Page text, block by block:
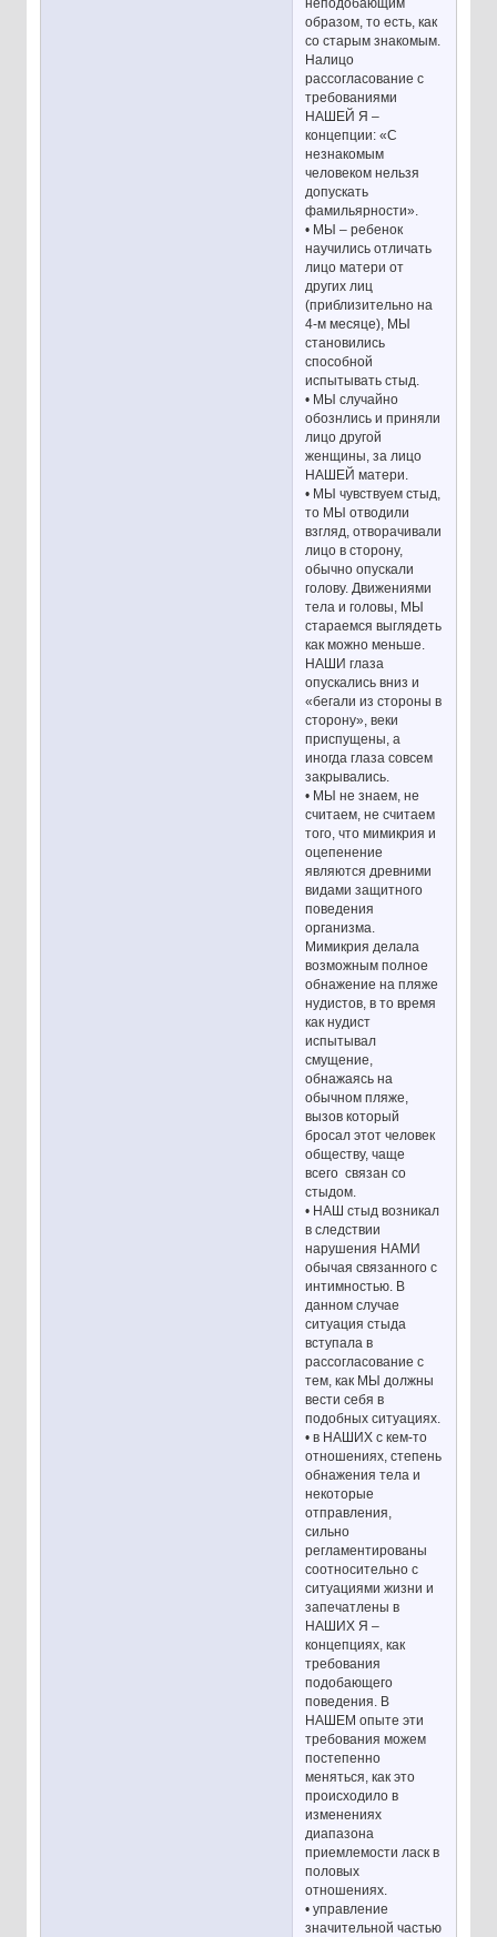
образом, то есть, как
со старым знакомым.
Налицо
рассогласование с
требованиями
НАШЕЙ Я –
концепции: «С
незнакомым
человеком нельзя
допускать
фамильярности».
• МЫ – ребенок
научились отличать
лицо матери от
других лиц
(приблизительно на
4-м месяце), МЫ
становились
способной
испытывать стыд.
• МЫ случайно
обознлись и приняли
лицо другой
женщины, за лицо
НАШЕЙ матери.
• МЫ чувствуем стыд,
то МЫ отводили
взгляд, отворачивали
лицо в сторону,
обычно опускали
голову. Движениями
тела и головы, МЫ
стараемся выглядеть
как можно меньше.
НАШИ глаза
опускались вниз и
«бегали из стороны в
сторону», веки
приспущены, а
иногда глаза совсем
закрывались.
• МЫ не знаем, не
считаем, не считаем
того, что мимикрия и
оцепенение
являются древними
видами защитного
поведения
организма.
Мимикрия делала
возможным полное
обнажение на пляже
нудистов, в то время
как нудист
испытывал
смущение,
обнажаясь на
обычном пляже,
вызов который
бросал этот человек
обществу, чаще
всего связан со
стыдом.
• НАШ стыд возникал
в следствии
нарушения НАМИ
обычая связанного с
интимностью. В
данном случае
ситуация стыда
вступала в
рассогласование с
тем, как МЫ должны
вести себя в
подобных ситуациях.
• в НАШИХ с кем-то
отношениях, степень
обнажения тела и
некоторые
отправления,
сильно
регламентированы
соотносительно с
ситуациями жизни и
запечатлены в
НАШИХ Я –
концепциях, как
требования
подобающего
поведения. В
НАШЕМ опыте эти
требования можем
постепенно
меняться, как это
происходило в
изменениях
диапазона
приемлемости ласк в
половых
отношениях.
• управление
значительной частью